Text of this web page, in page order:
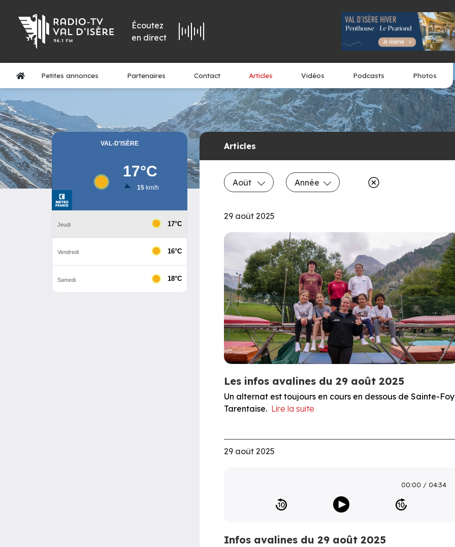
Écoutez
en direct
Petites annonces Partenaires Contact Articles Vidéos Podcasts Photos
Articles
Août Année
29 août 2025
Les infos avalines du 29 août 2025
Un alternat est toujours en cours en dessous de Sainte-
Tarentaise. Lire la suite
29 août 2025
00:00 04:34
Infos avalines du 29 août 2025